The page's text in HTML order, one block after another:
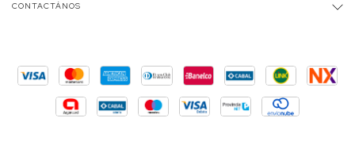
CONTACTÁNOS